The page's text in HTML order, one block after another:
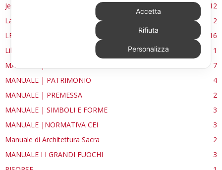
Jerusalem
12
La Materia e l'Immagine
2
LETTURE
16
Libri
1
MANUALE | FUOCHI LITURGICI
7
MANUALE | PATRIMONIO
4
MANUALE | PREMESSA
2
MANUALE | SIMBOLI E FORME
3
MANUALE |NORMATIVA CEI
3
Manuale di Architettura Sacra
2
MANUALE I I GRANDI FUOCHI
3
Accetta
Rifiuta
Personalizza